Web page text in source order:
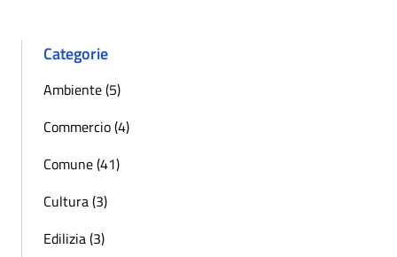
Categorie
Ambiente (5)
Commercio (4)
Comune (41)
Cultura (3)
Edilizia (3)